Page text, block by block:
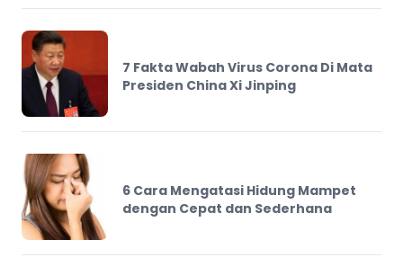
7 Fakta Wabah Virus Corona Di Mata
Presiden China Xi Jinping
6 Cara Mengatasi Hidung Mampet
dengan Cepat dan Sederhana